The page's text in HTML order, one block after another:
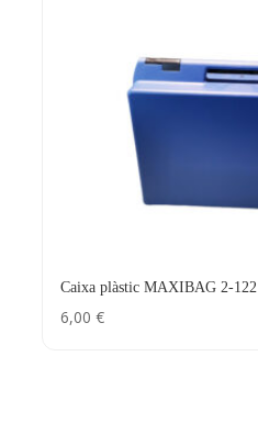
Caixa plàstic MAXIBAG 2-122
6,00 €